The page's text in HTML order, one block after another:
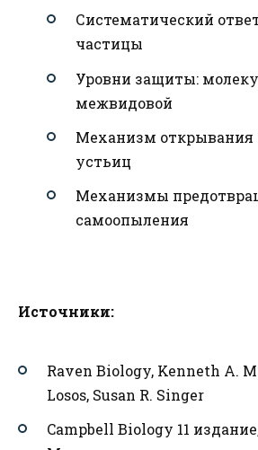
Систематический
частицы
Уровни защиты:
межвидовой
Механизм открывания
устьиц
Механизмы
самоопыления
Источники:
Raven Biology, Kenneth A.
Losos, Susan R. Singer
Campbell Biology 11